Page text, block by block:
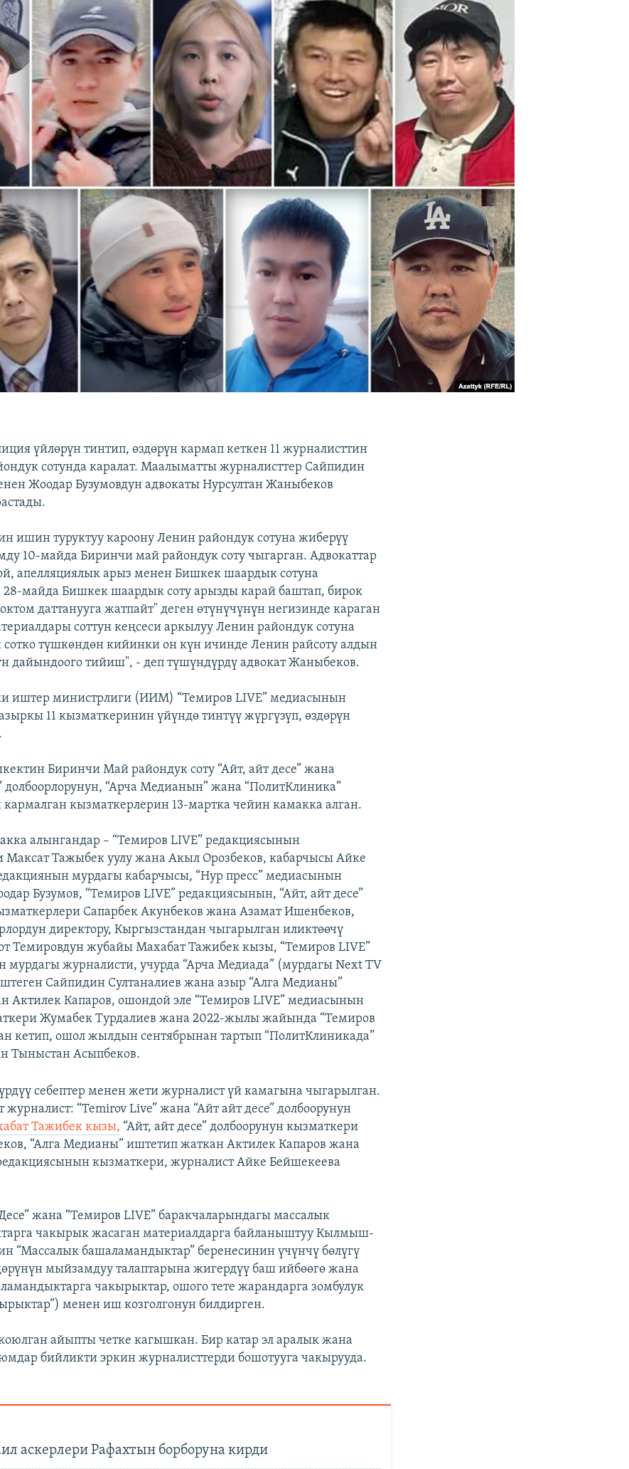
үйлөрүн тинтип, өздөрүн кармап кеткен 11 журналисттин
сотунда каралат. Маалыматты журналисттер Сайпидин
Жоодар Бузумовдун адвокаты Нурсултан Жаныбеков
ишин туруктуу кароону Ленин райондук сотуна жиберүү
10-майда Биринчи май райондук соту чыгарган. Адвокаттар
апелляциялык арыз менен Бишкек шаардык сотуна
майда Бишкек шаардык соту арызды карай баштап, бирок
даттанууга жатпайт" деген өтүнүчүнүн негизинде караган
соттун кеңсеси аркылуу Ленин райондук сотуна
түшкөндөн кийинки он күн ичинде Ленин райсоту алдын
дайындоого тийиш", - деп түшүндүрдү адвокат Жаныбеков.
иштер министрлиги (ИИМ) “Темиров LIVE” медиасынын
11 кызматкеринин үйүндө тинтүү жүргүзүп, өздөрүн
Биринчи Май райондук соту “Айт, айт десе” жана
долбоорлорунун, “Арча Медианын” жана “ПолитКлиника”
кызматкерлерин 13-мартка чейин камакка алган.
алынгандар – “Темиров LIVE” редакциясынын
Максат Тажыбек уулу жана Акыл Орозбеков, кабарчысы Айке
мурдагы кабарчысы, “Нур пресс” медиасынын
Бузумов, “Темиров LIVE” редакциясынын, “Айт, айт десе”
Сапарбек Акунбеков жана Азамат Ишенбеков,
директору, Кыргызстандан чыгарылган иликтөөчү
Темировдун жубайы Махабат Тажибек кызы, “Темиров LIVE”
мурдагы журналисти, учурда “Арча Медиада” (мурдагы Next TV
Сайпидин Султаналиев жана азыр “Алга Медианы”
Актилек Капаров, ошондой эле “Темиров LIVE” медиасынын
Жумабек Турдалиев жана 2022-жылы жайында “Темиров
кетип, ошол жылдын сентябрынан тартып “ПолитКлиникада”
Тыныстан Асыпбеков.
себептер менен жети журналист үй камагына чыгарылган.
журналист: “Temirov Live” жана “Айт айт десе” долбоорунун
Тажибек кызы, “Айт, айт десе” долбоорунун кызматкери
“Алга Медианы” иштетип жаткан Актилек Капаров жана
кызматкери, журналист Айке Бейшекеева
жана “Темиров LIVE” баракчаларындагы массалык
чакырык жасаган материалдарга байланыштуу Кылмыш-
“Массалык башаламандыктар” беренесинин үчүнчү бөлүгү
мыйзамдуу талаптарына жигердүү баш ийбөөгө жана
чакырыктар, ошого тете жарандарга зомбулук
менен иш козголгонун билдирген.
айыпты четке кагышкан. Бир катар эл аралык жана
бийликти эркин журналисттерди бошотууга чакырууда.
аскерлери Рафахтын борборуна кирди